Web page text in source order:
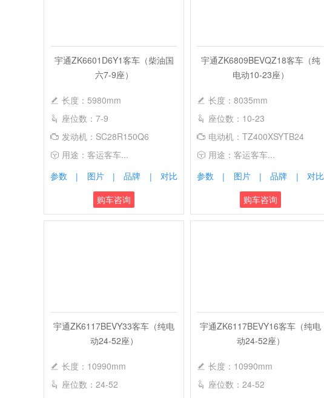
宇通ZK6601D6Y1客车（柴油国
六7-9座）
长度：5980mm
座位数：7-9
发动机：SC28R150Q6
用途：客运客车...
参数
| 图片 | 品牌 |
对比
购车咨询
宇通ZK6809BEVQZ18客车（纯
电动10-23座）
长度：8035mm
座位数：10-23
电动机：TZ400XSYTB24
用途：客运客车...
参数
| 图片 | 品牌 |
对比
购车咨询
宇通ZK6117BEVY33客车（纯电
动24-52座）
长度：10990mm
座位数：24-52
宇通ZK6117BEVY16客车（纯电
动24-52座）
长度：10990mm
座位数：24-52